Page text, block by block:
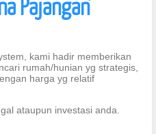
Pajangan’
kami hadir memberikan
rumah/hunian yg strategis,
harga yg relatif
ataupun investasi anda.